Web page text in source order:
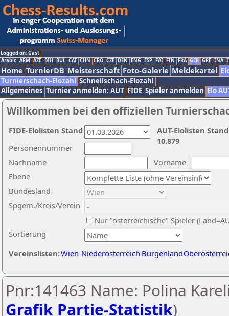
Logged on: Gast
Arabic ARM AZE BIH BUL CAT CHN CRO CZE DEN ENG ESP FAI FIN FRA GER GRE INA
Home TurnierDB Meisterschaft Foto-Galerie Meldekartei
Turnierschach-Elozahl Schnellschach-Elozahl
Allgemeines Turnier anmelden: AUT FIDE Spieler anmelden Elo
Willkommen bei den offiziellen
Nachname
Vorname
Ebene
Sortierung
Personennummer
Bundesland
Spgem./Kreis/Verein
Nur "österreichische" Spieler
Vereinslisten:Wien Niederösterreich Burgenland
AUT-Elolisten
10.879
FIDE-Elolisten Stand
Pnr:141463 Name: Polina
Grafik Partie-Statistik)